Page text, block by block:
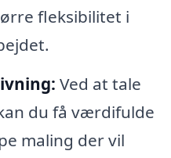
fleksibilitet i
Ved at tale
du få værdifulde
maling der vil